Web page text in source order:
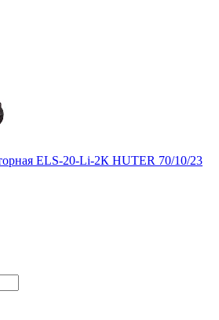
ELS-20-Li-2К HUTER 70/10/23